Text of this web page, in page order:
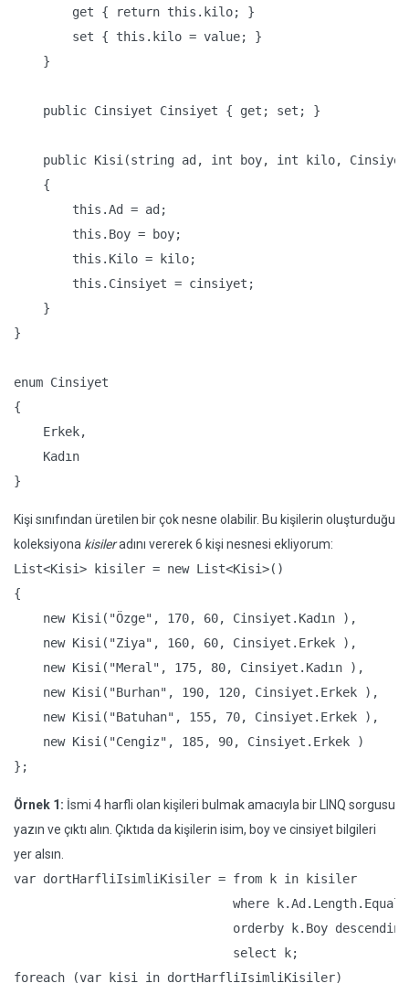
        get { return this.kilo; }
        set { this.kilo = value; }
    }
    public Cinsiyet Cinsiyet { get; set; }
public Kisi(string ad, int boy, int kilo,
    {
        this.Ad = ad;
        this.Boy = boy;
        this.Kilo = kilo;
        this.Cinsiyet = cinsiyet;
    }
}
enum Cinsiyet
{
    Erkek,
    Kadın
}
Kişi sınıfından üretilen bir çok nesne olabilir. Bu kişilerin oluşturduğu
koleksiyona kisileradını vererek 6 kişi nesnesi ekliyorum:
List<Kisi> kisiler = new List<Kisi>()
{
    new Kisi("Özge", 170, 60, Cinsiyet.Kadın ),
    new Kisi("Ziya", 160, 60, Cinsiyet.Erkek ),
    new Kisi("Meral", 175, 80, Cinsiyet.Kadın ),
    new Kisi("Burhan", 190, 120, Cinsiyet.Erkek ),
    new Kisi("Batuhan", 155, 70, Cinsiyet.Erkek ),
    new Kisi("Cengiz", 185, 90, Cinsiyet.Erkek )
};
Örnek 1: İsmi 4 harfli olan kişileri bulmak amacıyla bir LINQ sorgusu
yazın ve çıktı alın. Çıktıda da kişilerin isim, boy ve cinsiyet bilgileri
yer alsın.
var dortHarfliIsimliKisiler = from k in kisiler
where
                              orderby k.Boy descending
                              select k;
foreach (var kisi in dortHarfliIsimliKisiler)